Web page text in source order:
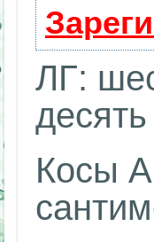
ЛГ:
Косы